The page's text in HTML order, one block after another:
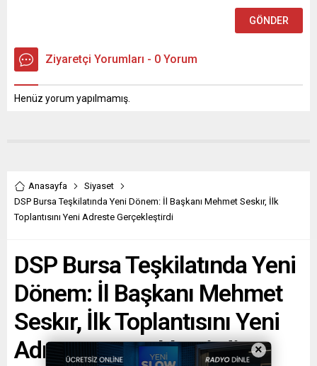
Ziyaretçi Yorumları - 0 Yorum
Henüz yorum yapılmamış.
Anasayfa
Siyaset
DSP Bursa Teşkilatında Yeni Dönem: İl Başkanı Mehmet Seskır, İlk
Toplantısını Yeni Adreste Gerçekleştirdi
DSP Bursa Teşkilatında Yeni
Dönem: İl Başkanı Mehmet
Seskır, İlk Toplantısını Yeni
Adreste Gerçekleştirdi
×